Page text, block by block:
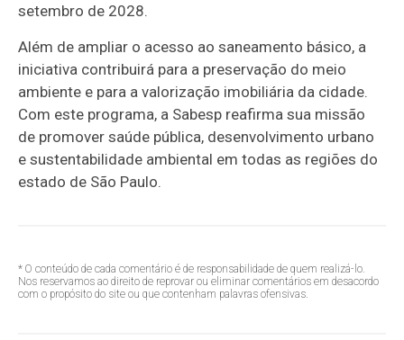
setembro de 2028.
Além de ampliar o acesso ao saneamento básico, a
iniciativa contribuirá para a preservação do meio
ambiente e para a valorização imobiliária da cidade.
Com este programa, a Sabesp reafirma sua missão
de promover saúde pública, desenvolvimento urbano
e sustentabilidade ambiental em todas as regiões do
estado de São Paulo.
* O conteúdo de cada comentário é de responsabilidade de quem realizá-lo.
Nos reservamos ao direito de reprovar ou eliminar comentários em desacordo
com o propósito do site ou que contenham palavras ofensivas.